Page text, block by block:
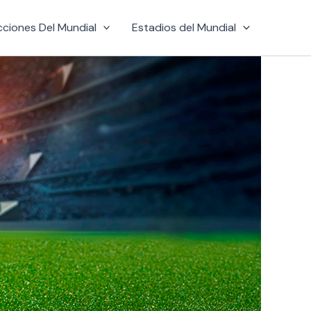
Del Mundial Estadios del Mundial